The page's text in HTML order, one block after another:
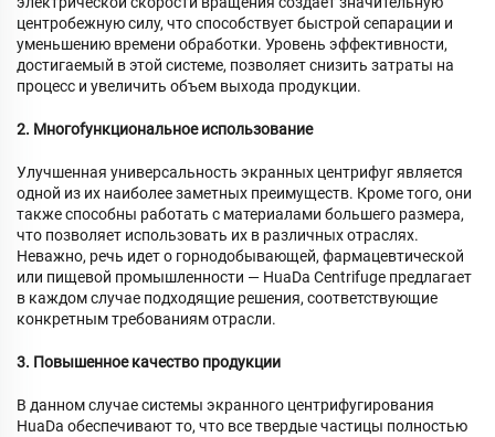
центробежную силу, что способствует быстрой сепарации и
уменьшению времени обработки. Уровень эффективности,
достигаемый в этой системе, позволяет снизить затраты на
процесс и увеличить объем выхода продукции.
2. Многofункциональное использование
Улучшенная универсальность экранных центрифуг является
одной из их наиболее заметных преимуществ. Кроме того, они
также способны работать с материалами большего размера,
что позволяет использовать их в различных отраслях.
Неважно, речь идет о горнодобывающей, фармацевтической
или пищевой промышленности — HuaDa Centrifuge предлагает
в каждом случае подходящие решения, соответствующие
конкретным требованиям отрасли.
3. Повышенное качество продукции
В данном случае системы экранного центрифугирования
HuaDa обеспечивают то, что все твердые частицы полностью